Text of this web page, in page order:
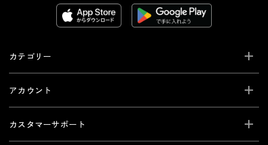
カテゴリー
アカウント
カスタマーサポート